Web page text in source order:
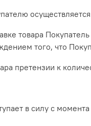
товара
того, что
претензии к
в силу с